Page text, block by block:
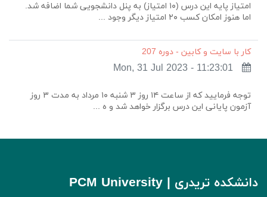
امتیاز پایه این درس (۱۰ امتیاز) به پنل دانشجویی شما اضافه شد.
اما هنوز امکان کسب ۲۰ امتیاز دیگر وجود ...
کار با سایت و کابین - دوره 207
توجه فرمایید که از ساعت ۱۴ روز ۳ شنبه ۱۰ مرداد به مدت ۳ روز
آزمون پایانی این درس برگزار خواهد شد و ه ...
دانشکده تریدری | PCM University